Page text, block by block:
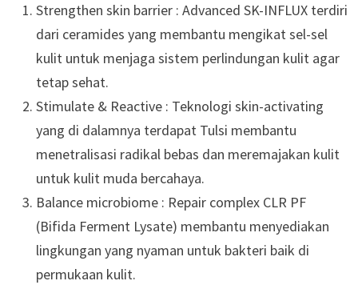
Strengthen skin barrier : Advanced SK-INFLUX terdiri
dari ceramides yang membantu mengikat sel-sel
kulit untuk menjaga sistem perlindungan kulit agar
tetap sehat.
Stimulate & Reactive : Teknologi skin-activating
yang di dalamnya terdapat Tulsi membantu
menetralisasi radikal bebas dan meremajakan kulit
untuk kulit muda bercahaya.
Balance microbiome : Repair complex CLR PF
(Bifida Ferment Lysate) membantu menyediakan
lingkungan yang nyaman untuk bakteri baik di
permukaan kulit.